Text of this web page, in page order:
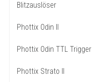
Blitzauslöser
Phottix Odin II
Phottix Odin TTL Trigger
Phottix Strato II